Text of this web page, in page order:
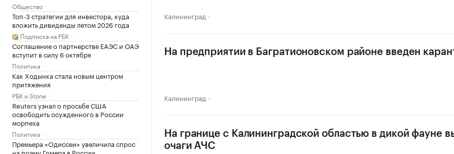
Общество
Топ-3 стратегии для инвестора, куда
вложить дивиденды летом 2026 года
Подписка на РБК
Соглашение о партнерстве ЕАЭС и ОАЭ
вступит в силу 6 октября
Политика
Как Ходынка стала новым центром
притяжения
РБК и Stone
Reuters узнал о просьбе США
освободить осужденного в России
морпеха
Политика
Премьера «Одиссеи» увеличила спрос
на поэму Гомера в России
Калининград
На предприятии в Багратионовском районе введен
Калининград
На границе с Калининградской областью в дикой фауне
очаги АЧС